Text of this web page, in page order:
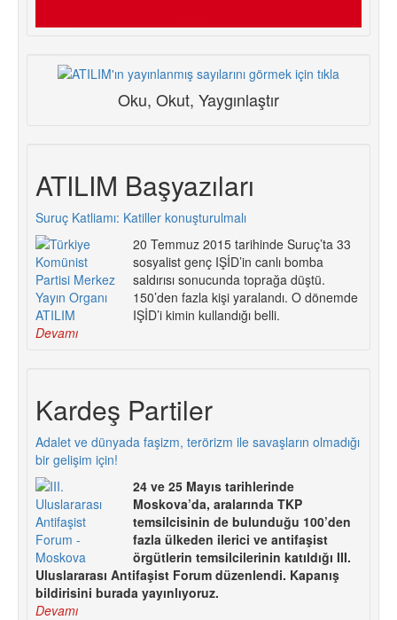
Oku, Okut, Yaygınlaştır
ATILIM Başyazıları
Suruç Katliamı: Katiller konuşturulmalı
20 Temmuz 2015 tarihinde Suruç’ta 33
sosyalist genç IŞİD’in canlı bomba
saldırısı sonucunda toprağa düştü.
150’den fazla kişi yaralandı. O dönemde
IŞİD’i kimin kullandığı belli.
Devamı
Kardeş Partiler
Adalet ve dünyada faşizm, terörizm ile savaşların olmadığı
bir gelişim için!
24 ve 25 Mayıs tarihlerinde
Moskova’da, aralarında TKP
temsilcisinin de bulunduğu 100’den
fazla ülkeden ilerici ve antifaşist
örgütlerin temsilcilerinin katıldığı III.
Uluslararası Antifaşist Forum düzenlendi. Kapanış
bildirisini burada yayınlıyoruz.
Devamı